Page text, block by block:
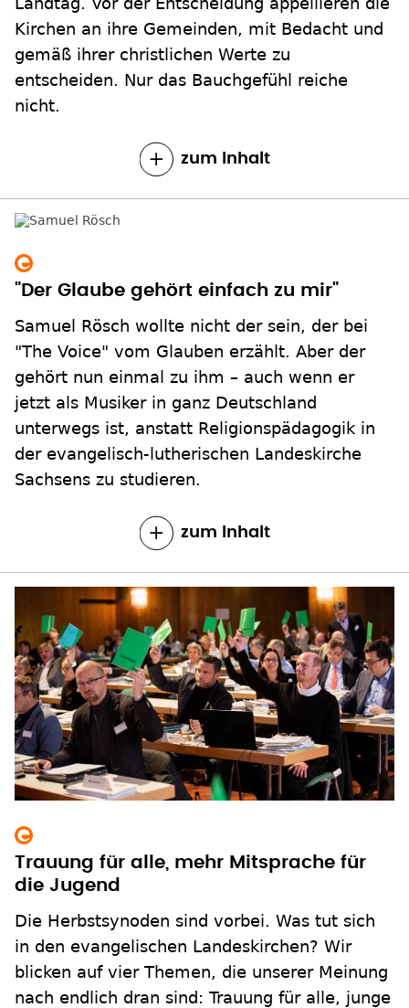
Kirchen an ihre Gemeinden, mit Bedacht und
gemäß ihrer christlichen Werte zu
entscheiden. Nur das Bauchgefühl reiche
nicht.
zum Inhalt
"Der Glaube gehört einfach zu mir"
Samuel Rösch wollte nicht der sein, der bei
"The Voice" vom Glauben erzählt. Aber der
gehört nun einmal zu ihm – auch wenn er
jetzt als Musiker in ganz Deutschland
unterwegs ist, anstatt Religionspädagogik in
der evangelisch-lutherischen Landeskirche
Sachsens zu studieren.
zum Inhalt
Trauung für alle, mehr Mitsprache für
die Jugend
Die Herbstsynoden sind vorbei. Was tut sich
in den evangelischen Landeskirchen? Wir
blicken auf vier Themen, die unserer Meinung
nach endlich dran sind: Trauung für alle, junge